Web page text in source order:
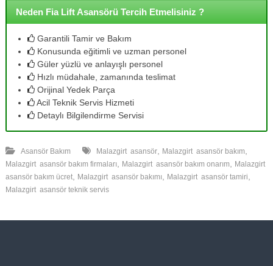
Neden Fia Lift Asansörü Tercih Etmelisiniz ?
Garantili Tamir ve Bakım
Konusunda eğitimli ve uzman personel
Güler yüzlü ve anlayışlı personel
Hızlı müdahale, zamanında teslimat
Orijinal Yedek Parça
Acil Teknik Servis Hizmeti
Detaylı Bilgilendirme Servisi
Asansör Bakım Malazgirt asansör, Malazgirt asansör bakım
Malazgirt asansör bakım firmaları Malazgirt asansör bakım onarım
Malazgirt
asansör bakım ücret, Malazgirt asansör bakımı Malazgirt asansör tamiri
Malazgirt asansör teknik servis